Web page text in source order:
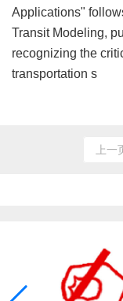
Applications"
Transit Modeling,
recognizing the
transportation s
上一